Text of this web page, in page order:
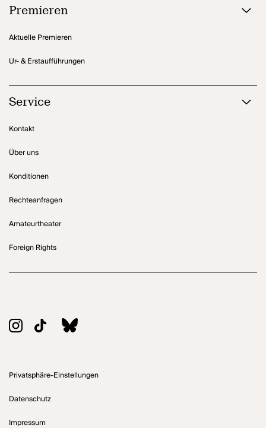
Premieren
Aktuelle Premieren
Ur- & Erstaufführungen
Service
Kontakt
Über uns
Konditionen
Rechteanfragen
Amateurtheater
Foreign Rights
Privatsphäre-Einstellungen
Datenschutz
Impressum